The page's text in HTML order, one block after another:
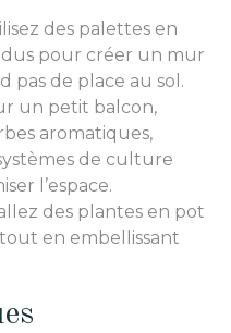
des palettes en
pour créer un mur
pas de place au sol.
un petit balcon,
aromatiques,
de culture
l’espace.
des plantes en pot
en embellissant